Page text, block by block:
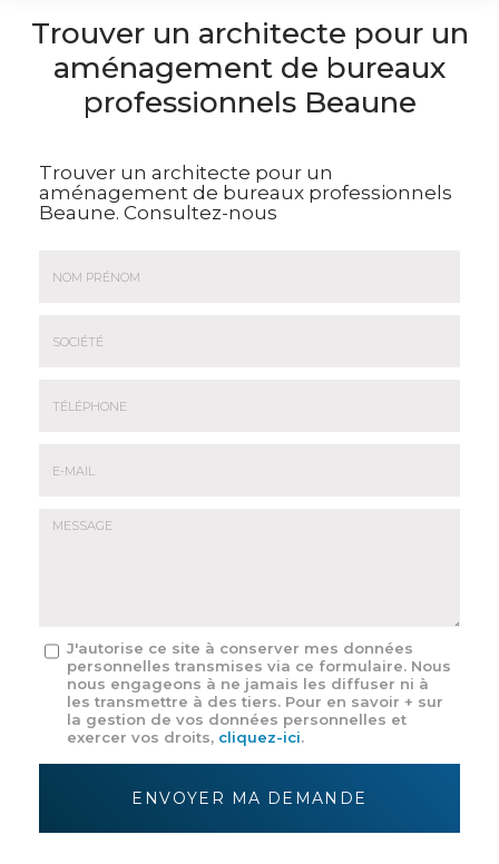
Trouver un architecte pour un
aménagement de bureaux
professionnels Beaune
Trouver un architecte pour un
aménagement de bureaux professionnels
Beaune. Consultez-nous
Message
J'autorise ce site à conserver mes données
personnelles transmises via ce formulaire. Nous
nous engageons à ne jamais les diffuser ni à
les transmettre à des tiers. Pour en savoir + sur
la gestion de vos données personnelles et
exercer vos droits, cliquez-ici.
Acceptation
ENVOYER MA DEMANDE